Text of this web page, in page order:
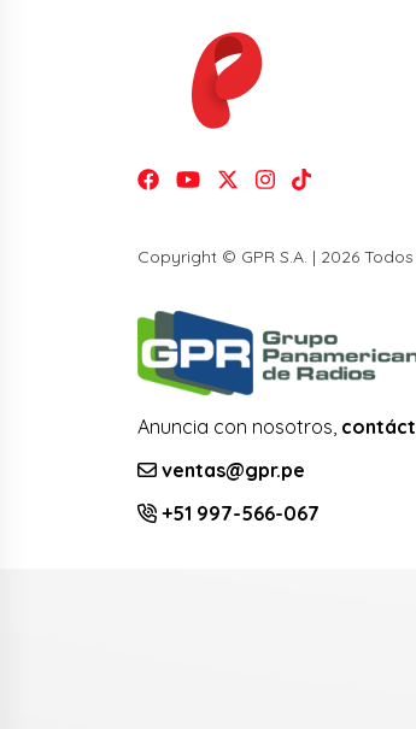
Copyright © GPR S.A. | 2026
Anuncia con nosotros,
ventas@gpr.pe
+51 997-566-067